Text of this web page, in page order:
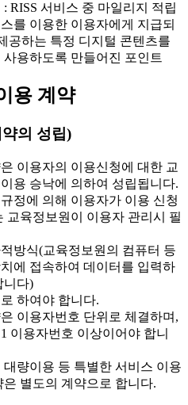
RISS 서비스 중 마일리지 적립
를 이용한 이용자에게 지급되
공하는 특정 디지털 콘텐츠를
사용하도록 만들어진 포인트
용 계약
의 성립)
이용자의 이용신청에 대한 교
용 승낙에 의하여 성립됩니다.
정에 의해 이용자가 이용 신청
교육정보원이 이용자 관리시 필
방식(교육정보원의 컴퓨터 등
에 접속하여 데이터를 입력하
니다)
하여야 합니다.
이용자번호 단위로 체결하며,
이용자번호 이상이어야 합니
량이용 등 특별한 서비스 이용
은 별도의 계약으로 합니다.